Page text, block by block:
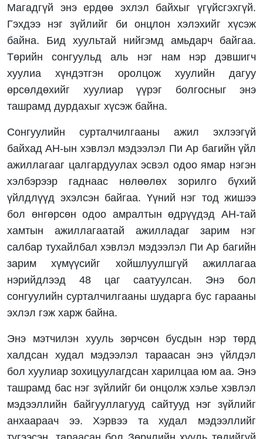
Магадгүй энэ ердөө эхлэл байхыг үгүйсгэхгүй.
Гэхдээ нэг зүйлийг би онцлон хэлэхийг хүсэж
байна. Бид хуультай нийгэмд амьдарч байгаа.
Төрийн сонгуульд аль нэг нам нэр дэвшигч
хуулиа хүндэтгэн оролцож хуулийн дагуу
өрсөлдөхийг хуулиар үүрэг болгосныг энэ
ташрамд дурдахыг хүсэж байна.
Сонгуулийн сурталчилгааны ажил эхлээгүй
байхад АН-ын хэвлэл мэдээлэл Пи Ар багийн үйл
ажиллагааг цалгардуулах эсвэл одоо ямар нэгэн
хэлбэрээр гаднаас нөлөөлөх зорилго бүхий
үйлдлүүд эхэлсэн байгаа. Үүний нэг тод жишээ
бол өнгөрсөн одоо амралтын өдрүүдэд АН-тай
хамтын ажиллагаатай ажилладаг зарим нэг
салбар тухайлбал хэвлэл мэдээлэл Пи Ар багийн
зарим хүмүүсийг хойшлуулшгүй ажиллагаа
нэрийдлээд 48 цаг саатуулсан. Энэ бол
сонгуулийн сурталчилгааны шударга бус гарааны
эхлэл гэж харж байна.
Энэ мэтчилэн хууль зөрчсөн бусдын нэр төрд
халдсан худал мэдээлэл тараасан энэ үйлдэл
бол хуулиар зохицуулагдсан харилцаа юм аа. Энэ
ташрамд бас нэг зүйлийг би онцолж хэлье хэвлэл
мэдээллийн байгууллагууд сайтууд нэг зүйлийг
анхаараач ээ. Хэрвээ та худал мэдээллийг